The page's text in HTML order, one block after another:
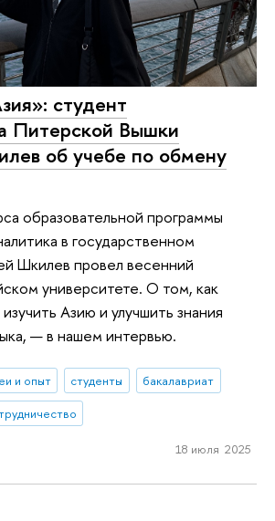
студент
Питерской Вышки
об учебе по обмену
образовательной программы
в государственном
Шкилев провел весенний
университете. О том, как
Азию и улучшить знания
— в нашем интервью.
и опыт студенты
бакалавриат
18 июля 2025